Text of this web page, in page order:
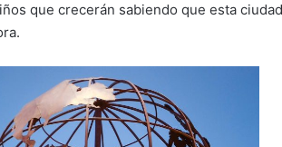
que crecerán sabiendo que esta